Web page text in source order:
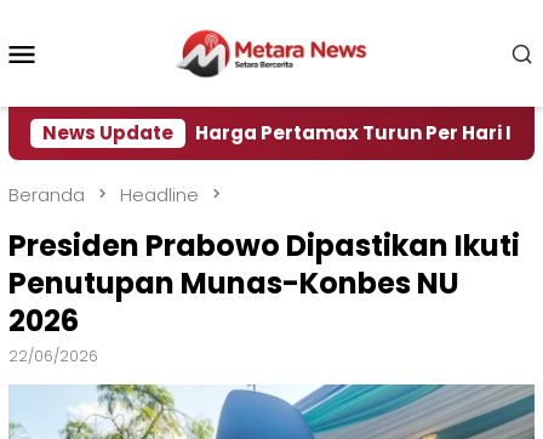
konten
News Update
Harga Pertamax Turun Per Hari Ini, Segini
Beranda Headline
Presiden Prabowo Dipastikan Ikuti
Penutupan Munas-Konbes NU
2026
22/06/2026